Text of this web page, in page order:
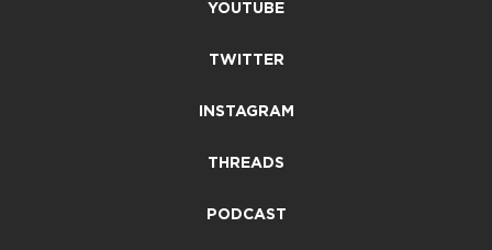
YOUTUBE
TWITTER
INSTAGRAM
THREADS
PODCAST